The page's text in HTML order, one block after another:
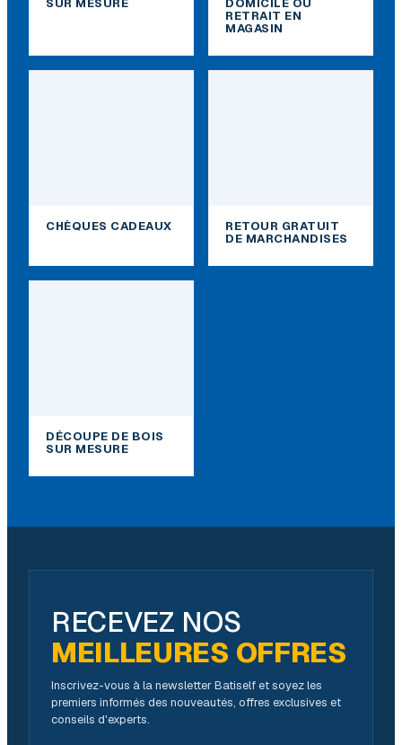
SUR MESURE
DOMICILE OU
RETRAIT EN
MAGASIN
CHÈQUES CADEAUX
RETOUR GRATUIT
DE MARCHANDISES
DÉCOUPE DE BOIS
SUR MESURE
RECEVEZ NOS
MEILLEURES OFFRES
Inscrivez-vous à la newsletter Batiself et soyez les
premiers informés des nouveautés, offres exclusives et
conseils d'experts.